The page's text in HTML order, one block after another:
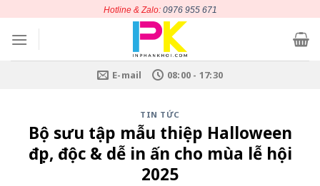
nội
dung
Hotline & Zalo: 0976 955 671
E-mail 08:00 - 17:30
TIN TỨC
Bộ sưu tập mẫu thiệp Halloween
đẹp, độc & dễ in ấn cho mùa lễ hội
2025